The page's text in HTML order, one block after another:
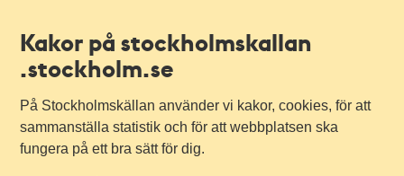
Kakor på stockholmskallan
.stockholm.se
På Stockholmskällan använder vi kakor, cookies, för att
sammanställa statistik och för att webbplatsen ska
fungera på ett bra sätt för dig.